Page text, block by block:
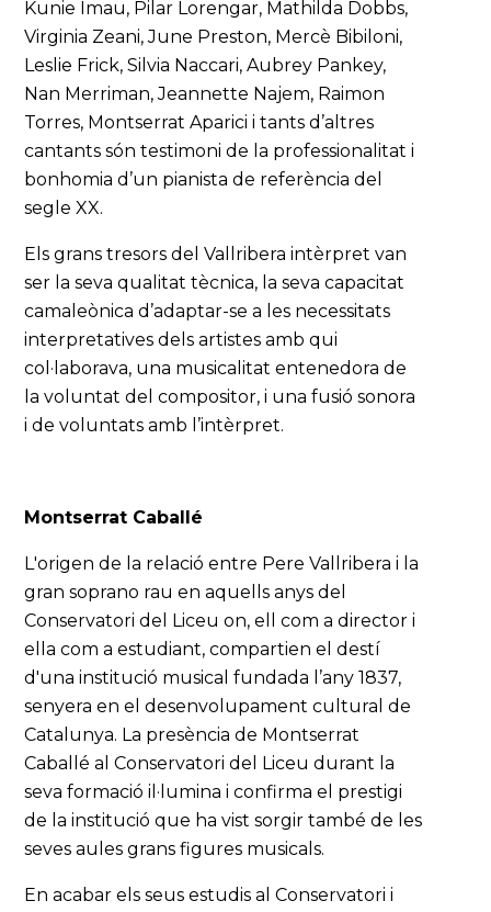
Kunie Imau, Pilar Lorengar, Mathilda Dobbs,
Virginia Zeani, June Preston, Mercè Bibiloni,
Leslie Frick, Silvia Naccari, Aubrey Pankey,
Nan Merriman, Jeannette Najem, Raimon
Torres, Montserrat Aparici i tants d’altres
cantants són testimoni de la professionalitat i
bonhomia d’un pianista de referència del
segle XX.
Els grans tresors del Vallribera intèrpret van
ser la seva qualitat tècnica, la seva capacitat
camaleònica d’adaptar-se a les necessitats
interpretatives dels artistes amb qui
col·laborava, una musicalitat entenedora de
la voluntat del compositor, i una fusió sonora
i de voluntats amb l’intèrpret.
Montserrat Caballé
L'origen de la relació entre Pere Vallribera i la
gran soprano rau en aquells anys del
Conservatori del Liceu on, ell com a director i
ella com a estudiant, compartien el destí
d'una institució musical fundada l’any 1837,
senyera en el desenvolupament cultural de
Catalunya. La presència de Montserrat
Caballé al Conservatori del Liceu durant la
seva formació il·lumina i confirma el prestigi
de la institució que ha vist sorgir també de les
seves aules grans figures musicals.
En acabar els seus estudis al Conservatori i